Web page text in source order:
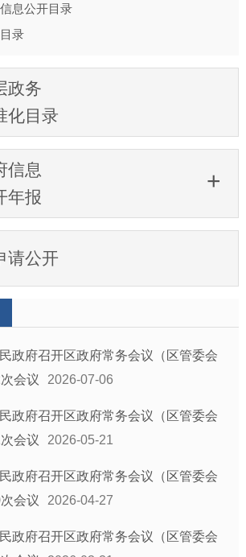
息公开目录
录
政务
化目录
信息
年报
请公开
政府召开区政府常务会议（区管委会
会议
2026-07-06
政府召开区政府常务会议（区管委会
会议
2026-05-21
政府召开区政府常务会议（区管委会
会议
2026-04-27
政府召开区政府常务会议（区管委会